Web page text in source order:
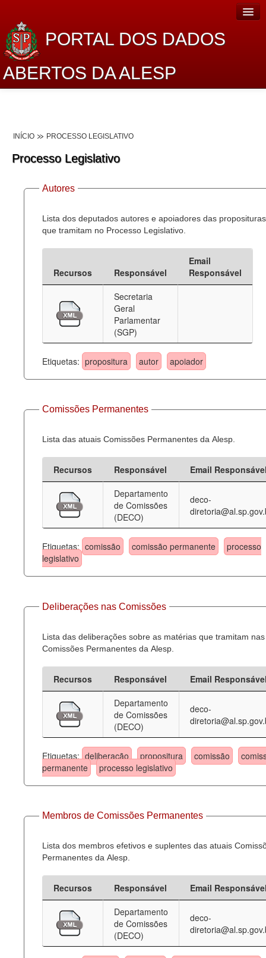
PORTAL DOS DADOS
ABERTOS DA ALESP
Lei de Acesso à Informação
Dados Governamentais Abertos
Planejamento
Catálogo de dados
Deputados Estaduais
Administração
Agenda
Perguntas frequentes
Contato
INÍCIO PROCESSO LEGISLATIVO
Processo Legislativo
Autores
Lista dos deputados autores e apoiadores das proposituras
que tramitam no Processo Legislativo.
Recursos Responsável
Email
Responsável
Secretaria
Geral
Parlamentar
(SGP)
Etiquetas: propositura autor apoiador
Comissões Permanentes
Lista das atuais Comissões Permanentes da Alesp.
Recursos Responsável
Email
Departamento
de Comissões
(DECO)
deco-
Etiquetas: comissão comissão permanente
processo
legislativo
Deliberações nas Comissões
Lista das deliberações sobre as matérias que tramitam nas
Comissões Permanentes da Alesp.
Recursos Responsável
Email
Departamento
de Comissões
(DECO)
deco-
Etiquetas: deliberação propositura comissão
permanente
processo legislativo
Membros de Comissões Permanentes
Lista dos membros efetivos e suplentes das atuais
Permanentes da Alesp.
Recursos Responsável
Email
Departamento
de Comissões
(DECO)
deco-